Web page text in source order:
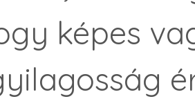
képes